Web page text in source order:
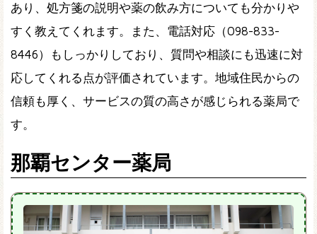
あり、処方箋の説明や薬の飲み方についても分かりや
すく教えてくれます。また、電話対応（098-833-
8446）もしっかりしており、質問や相談にも迅速に対
応してくれる点が評価されています。地域住民からの
信頼も厚く、サービスの質の高さが感じられる薬局で
す。
那覇センター薬局